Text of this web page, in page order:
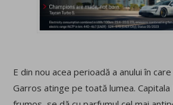
E din nou acea perioadă a anului în
Garros atinge pe toată lumea.